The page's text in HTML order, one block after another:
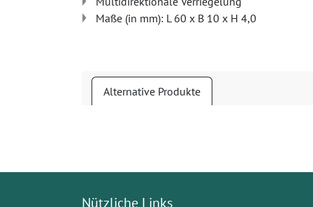
Maße (in mm): L 60 x B 10 x H 4,0
Alternative Produkte
Nützliche Links